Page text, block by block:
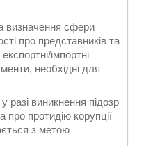
визначення сфери
про представників та
імпортні
необхідні для
разі виникнення підозр
протидію корупції
з метою